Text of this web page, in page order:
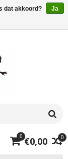
0
0 €0,00
dat akkoord?
Ja